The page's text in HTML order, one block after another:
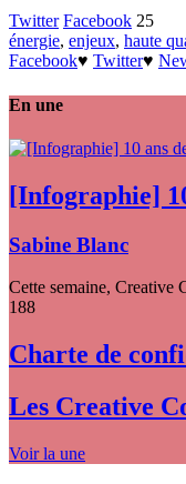
Twitter Facebook 25
énergie, enjeux, haute
Facebook♥ Twitter♥
En une
[Infographie]
Sabine Blanc
Cette semaine, Creative
188
Charte de
Les Creative
Voir la une